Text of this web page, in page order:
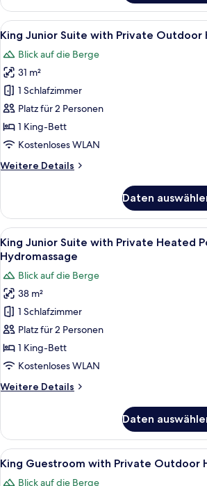
Suite
Sea
View
with Private Heated
Pool and
Hydromassage
Alle
Fotos
für
King Junior
Suite
with
Private
Outdoor
Tub
Ein
7
King Junior Suite with Private Outdoor
Blick auf die Berge
31 m²
1 Schlafzimmer
Platz für 2 Personen
1 King-Bett
Kostenloses WLAN
Weitere Details
Weitere
Suite
with
Private
Outdoor
Hot
Tub
Daten
Alle
Fotos
für
King
Junior
Suite
with Private Heated
Pool
and
anzeigen
Ein
10
King Junior Suite with Private Heated
Hydromassage
Blick auf die Berge
38 m²
1 Schlafzimmer
Platz für 2 Personen
1 King-Bett
Kostenloses WLAN
Weitere Details
Weitere
Junior
Suite
with Private Heated
Pool
Daten
Alle
Fotos
Ein
7
King Guestroom with Private Outdoor
Blick auf die Berge